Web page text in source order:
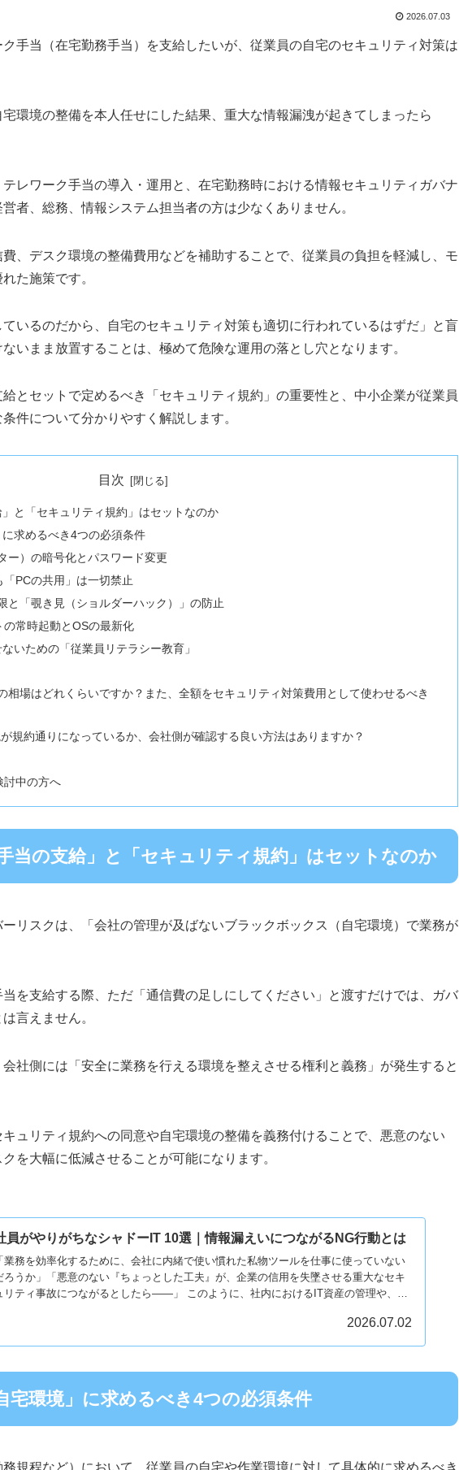
2026.07.03
ク手当（在宅勤務手当）を支給したいが、従業員の自宅のセキュリティ対策は
宅環境の整備を本人任せにした結果、重大な情報漏洩が起きてしまったら
レワーク手当の導入・運用と、在宅勤務時における情報セキュリティガバナ
者、総務、情報システム担当者の方は少なくありません。
、デスク環境の整備費用などを補助することで、従業員の負担を軽減し、モ
た施策です。
いるのだから、自宅のセキュリティ対策も適切に行われているはずだ」と盲
いまま放置することは、極めて危険な運用の落とし穴となります。
とセットで定めるべき「セキュリティ規約」の重要性と、中小企業が従業員
件について分かりやすく解説します。
目次
と「セキュリティ規約」はセットなのか
求めるべき4つの必須条件
）の暗号化とパスワード変更
PCの共用」は一切禁止
「覗き見（ショルダーハック）」の防止
常時起動とOSの最新化
いための「従業員リテラシー教育」
相場はどれくらいですか？また、全額をセキュリティ対策費用として使わせるべき
規約通りになっているか、会社側が確認する良い方法はありますか？
討中の方へ
当の支給」と「セキュリティ規約」はセットなのか
リスクは、「会社の管理が及ばないブラックボックス（自宅環境）で業務が
を支給する際、ただ「通信費の足しにしてください」と渡すだけでは、ガバ
言えません。
社側には「安全に業務を行える環境を整えさせる権利と義務」が発生すると
キュリティ規約への同意や自宅環境の整備を義務付けることで、悪意のない
を大幅に低減させることが可能になります。
員がやりがちなシャドーIT 10選｜情報漏えいにつながるNG行動とは
「業務を効率化するために、会社に内緒で使い慣れた私物ツールを仕事に使っていない
ろうか」「悪意のない『ちょっとした工夫』が、企業の信用を失墜させる重大なセキ
リティ事故につながるとしたら――」 このように、社内におけるIT資産の管理や、従
2026.07.02
宅環境」に求めるべき4つの必須条件